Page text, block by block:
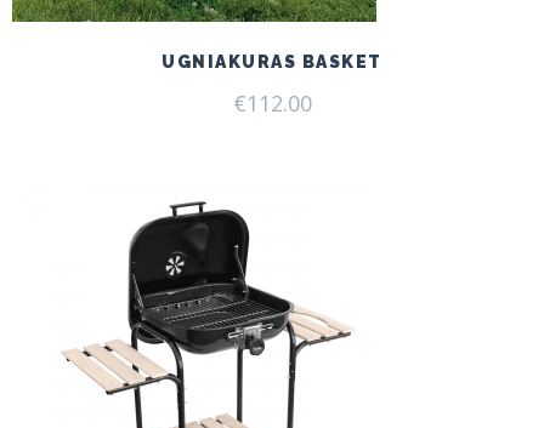
UGNIAKURAS BASKET
€112.00